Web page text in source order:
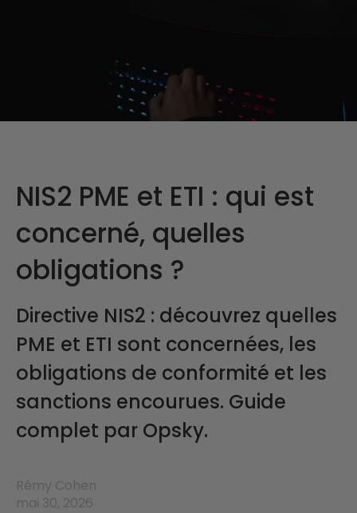
NIS2 PME et ETI : qui est
concerné, quelles
obligations ?
Directive NIS2 : découvrez quelles
PME et ETI sont concernées, les
obligations de conformité et les
sanctions encourues. Guide
complet par Opsky.
Rémy Cohen
mai 30, 2026